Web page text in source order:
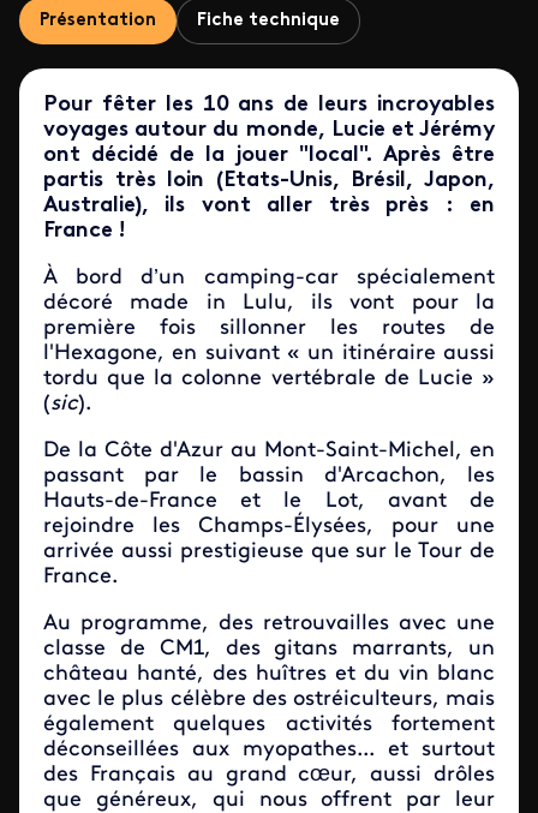
Présentation Fiche technique
Pour fêter les 10 ans de leurs incroyables
voyages autour du monde, Lucie et Jérémy
ont décidé de la jouer "local". Après être
partis très loin (Etats-Unis, Brésil, Japon,
Australie), ils vont aller très près : en
France !
À bord d’un camping-car spécialement
décoré made in Lulu, ils vont pour la
première fois sillonner les routes de
l'Hexagone, en suivant « un itinéraire aussi
tordu que la colonne vertébrale de Lucie »
(sic).
De la Côte d'Azur au Mont-Saint-Michel, en
passant par le bassin d'Arcachon, les
Hauts-de-France et le Lot, avant de
rejoindre les Champs-Élysées, pour une
arrivée aussi prestigieuse que sur le Tour de
France.
Au programme, des retrouvailles avec une
classe de CM1, des gitans marrants, un
château hanté, des huîtres et du vin blanc
avec le plus célèbre des ostréiculteurs, mais
également quelques activités fortement
déconseillées aux myopathes... et surtout
des Français au grand cœur, aussi drôles
que généreux, qui nous offrent par leur